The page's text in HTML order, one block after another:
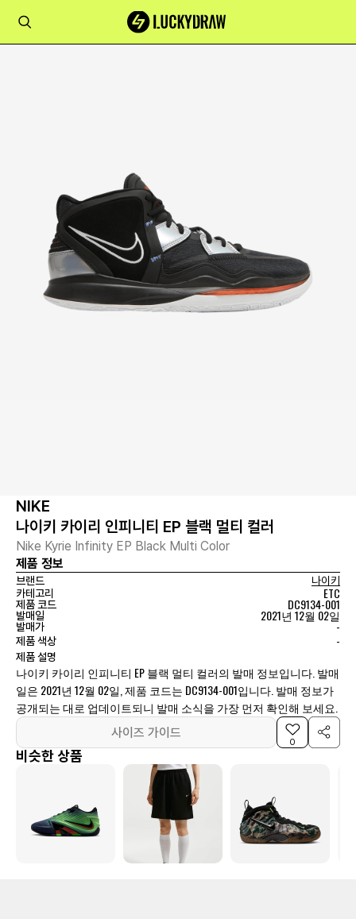
NIKE
나이키 카이리 인피니티 EP 블랙 멀티 컬러
Nike Kyrie Infinity EP Black Multi Color
제품 정보
브랜드
나이키
카테고리
ETC
제품 코드 DC9134-001
발매일 2021년 12월 02일
발매가 -
제품 색상 -
제품 설명
나이키 카이리 인피니티 EP 블랙 멀티 컬러의 발매 정보입니다. 발매
일은 2021년 12월 02일, 제품 코드는 DC9134-001입니다. 발매 정보가
공개되는 대로 업데이트되니 발매 소식을 가장 먼저 확인해 보세요.
사이즈 가이드
0
비슷한 상품